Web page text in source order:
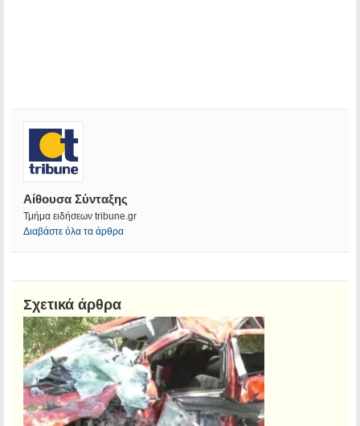
Αίθουσα Σύνταξης
Τμήμα ειδήσεων tribune.gr
Διαβάστε όλα τα άρθρα
Σχετικά άρθρα